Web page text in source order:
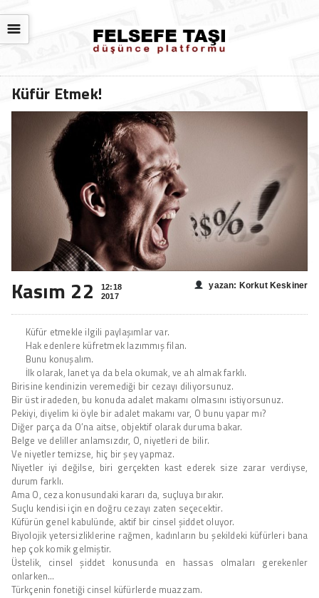
☰
Küfür Etmek!
Kasım 22
12:18
2017
yazan: Korkut Keskiner
Küfür etmekle ilgili paylaşımlar var.
Hak edenlere küfretmek lazımmış filan.
Bunu konuşalım.
İlk olarak, lanet ya da bela okumak, ve ah almak farklı.
Birisine kendinizin veremediği bir cezayı diliyorsunuz.
Bir üst iradeden, bu konuda adalet makamı olmasını istiyorsunuz.
Pekiyi, diyelim ki öyle bir adalet makamı var, O bunu yapar mı?
Diğer parça da O’na aitse, objektif olarak duruma bakar.
Belge ve deliller anlamsızdır, O, niyetleri de bilir.
Ve niyetler temizse, hiç bir şey yapmaz.
Niyetler iyi değilse, biri gerçekten kast ederek size zarar verdiyse,
durum farklı.
Ama O, ceza konusundaki kararı da, suçluya bırakır.
Suçlu kendisi için en doğru cezayı zaten seçecektir.
Küfürün genel kabulünde, aktif bir cinsel şiddet oluyor.
Biyolojik yetersizliklerine rağmen, kadınların bu şekildeki küfürleri bana
hep çok komik gelmiştir.
Üstelik, cinsel şiddet konusunda en hassas olmaları gerekenler
onlarken…
Türkçenin fonetiği cinsel küfürlerde muazzam.